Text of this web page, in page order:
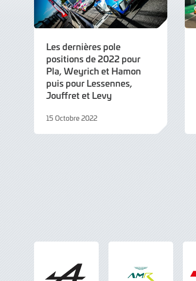
Les dernières pole
positions de 2022 pour
Pla, Weyrich et Hamon
puis pour Lessennes,
Jouffret et Levy
15 Octobre 2022
Octobre